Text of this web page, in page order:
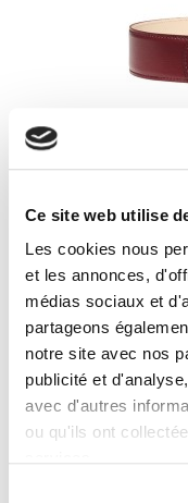
Ce site web utilise
Les cookies nous
et les annonces,
médias sociaux et
partageons
notre site avec nos
publicité et
avec d'autres
ou qu'ils ont
Ceinture Golf en
palladium– Collection Originale
raffiné sublime
dans nos finitions
de la porter avec
une meilleure